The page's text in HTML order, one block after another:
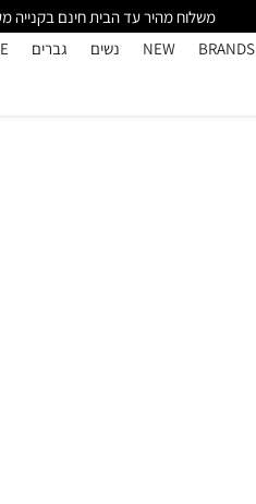
משלוח מהיר עד הבית חינם בקנייה מעל
BRANDS
NEW נשים גברים